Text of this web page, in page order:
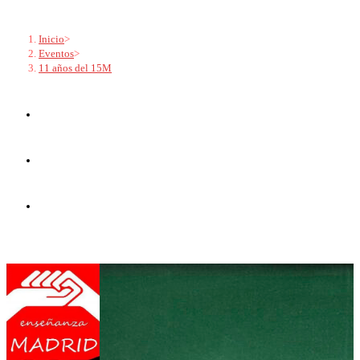
contenido
Inicio>
Eventos>
11 años del 15M